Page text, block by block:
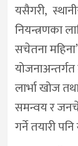
यसैगरी,
नियन्त्रणका
सचेतना
लार्भा खोज
समन्वय र
गर्ने तयारी